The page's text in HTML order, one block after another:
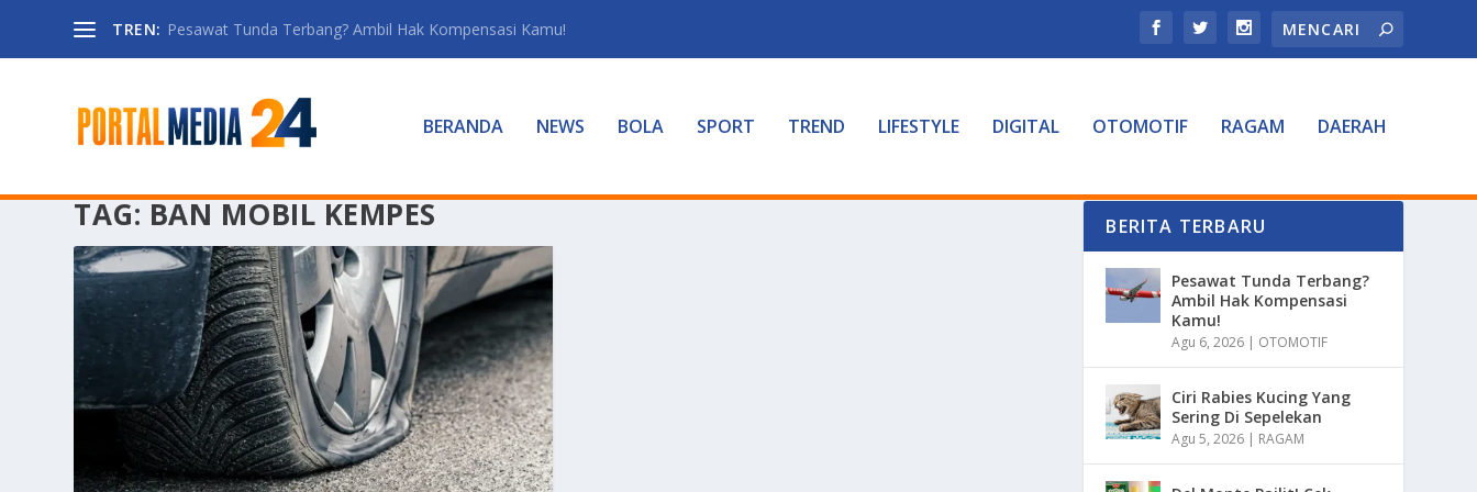
TREN: Pesawat Tunda Terbang? Ambil Hak Kompensasi Kamu!
BERANDA NEWS BOLA SPORT TREND LIFESTYLE DIGITAL OTOMOTIF RAGAM DAERAH
TAG: BAN MOBIL KEMPES BERITA TERBARU
Pesawat Tunda Terbang?
Ambil Hak Kompensasi
Kamu!
Agu 6, 2026 | OTOMOTIF
Ciri Rabies Kucing Yang
Sering Di Sepelekan
Agu 5, 2026 | RAGAM